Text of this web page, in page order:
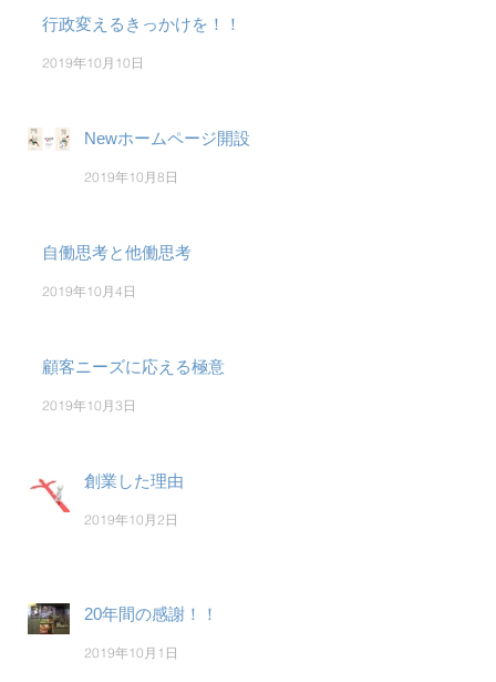
行政変えるきっかけを！！
2019年10月10日
Newホームページ開設
2019年10月8日
自働思考と他働思考
2019年10月4日
顧客ニーズに応える極意
2019年10月3日
創業した理由
2019年10月2日
20年間の感謝！！
2019年10月1日